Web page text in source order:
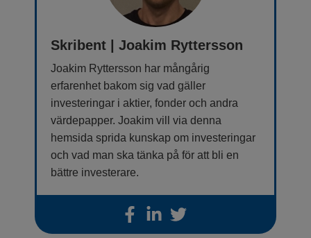
Skribent | Joakim Ryttersson
Joakim Ryttersson har mångårig
erfarenhet bakom sig vad gäller
investeringar i aktier, fonder och andra
värdepapper. Joakim vill via denna
hemsida sprida kunskap om investeringar
och vad man ska tänka på för att bli en
bättre investerare.